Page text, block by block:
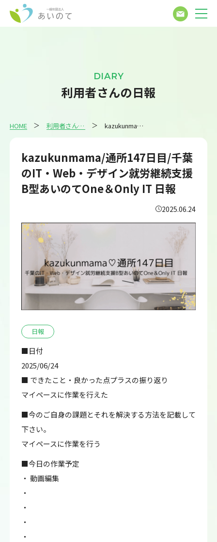
DIARY
利用者さんの日報
HOME 利用者さんの日報 kazukunmama/通所147日目/千葉のIT・Web・デザイン就労継続支援B型あいのてOne＆Only IT 日報
kazukunmama/通所147日目/千葉
のIT・Web・デザイン就労継続支援
B型あいのてOne＆Only IT 日報
2025.06.24
日報
■日付
2025/06/24
■ できたこと・良かった点プラスの振り返り
マイペースに作業を行えた
■今のご自身の課題とそれを解決する方法を記載して
下さい。
マイペースに作業を行う
■今日の作業予定
・ 動画編集
・
・
・
・